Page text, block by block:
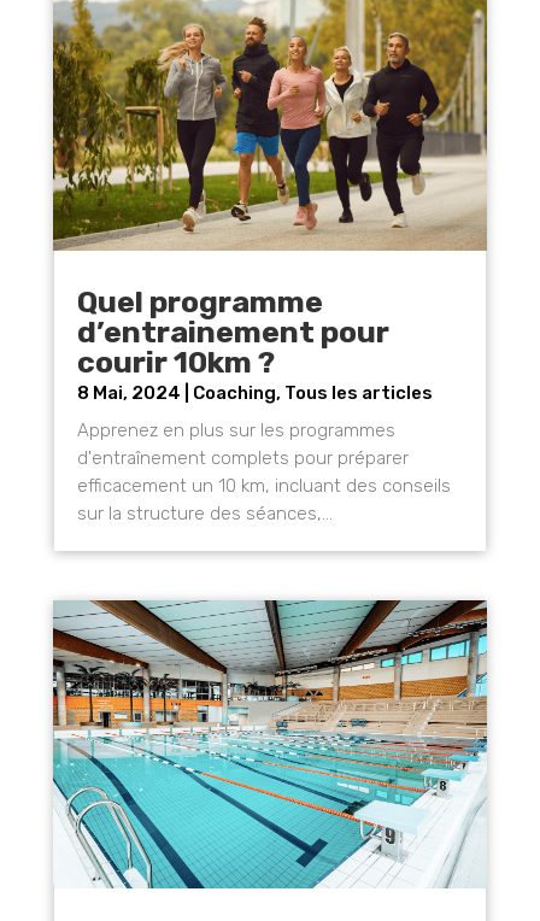
Quel programme
d’entrainement pour
courir 10km ?
8 Mai, 2024 Coaching, Tous les articles
Apprenez en plus sur les programmes
d'entraînement complets pour préparer
efficacement un 10 km, incluant des conseils
sur la structure des séances,...